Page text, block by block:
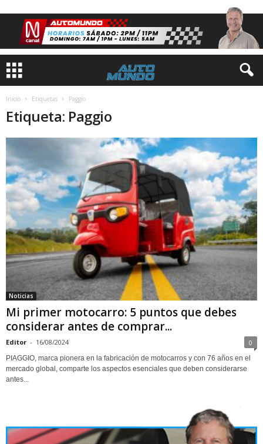
Inicio Etiquetas Paggio
Etiqueta: Paggio
Noticias
Mi primer motocarro: 5 puntos que debes
considerar antes de comprar...
Editor - 16/08/2024 0
PIAGGIO, marca pionera en la fabricación de motocarros y con 76 años en el
mercado global, comparte los aspectos esenciales que deben considerarse
antes...